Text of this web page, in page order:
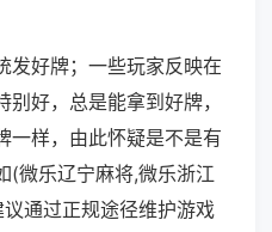
发好牌；一些玩家反映在
好，总是能拿到好牌，
一样，由此怀疑是不是有
(微乐辽宁麻将,微乐浙江
通过正规途径维护游戏